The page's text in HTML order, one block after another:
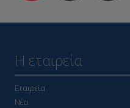
Η εταιρεία
Εταιρεία
Νέα